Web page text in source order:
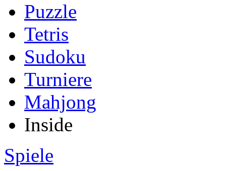
Puzzle
Tetris
Sudoku
Turniere
Mahjong
Inside
Spiele